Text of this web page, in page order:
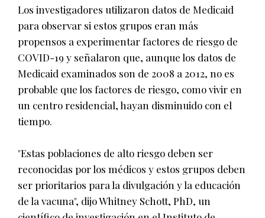
Los investigadores utilizaron datos de Medicaid
para observar si estos grupos eran más
propensos a experimentar factores de riesgo de
COVID-19 y señalaron que, aunque los datos de
Medicaid examinados son de 2008 a 2012, no es
probable que los factores de riesgo, como vivir en
un centro residencial, hayan disminuido con el
tiempo.
"Estas poblaciones de alto riesgo deben ser
reconocidas por los médicos y estos grupos deben
ser prioritarios para la divulgación y la educación
de la vacuna", dijo Whitney Schott, PhD, un